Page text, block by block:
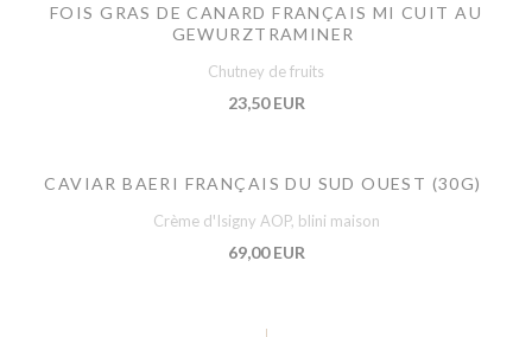
FOIS GRAS DE CANARD FRANÇAIS MI CUIT AU
GEWURZTRAMINER
Chutney de fruits
23,50 EUR
CAVIAR BAERI FRANÇAIS DU SUD OUEST (30G)
Crème d'Isigny AOP, blini maison
69,00 EUR